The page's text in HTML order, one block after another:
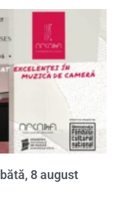
8 august